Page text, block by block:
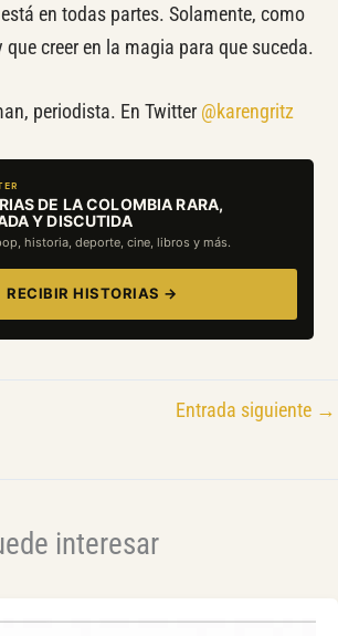
está en todas partes. Solamente, como
que creer en la magia para que suceda.
periodista. En Twitter @karengritz
DE LA COLOMBIA RARA,
Y DISCUTIDA
historia, deporte, cine, libros y más.
RECIBIR HISTORIAS →
Entrada siguiente →
interesar